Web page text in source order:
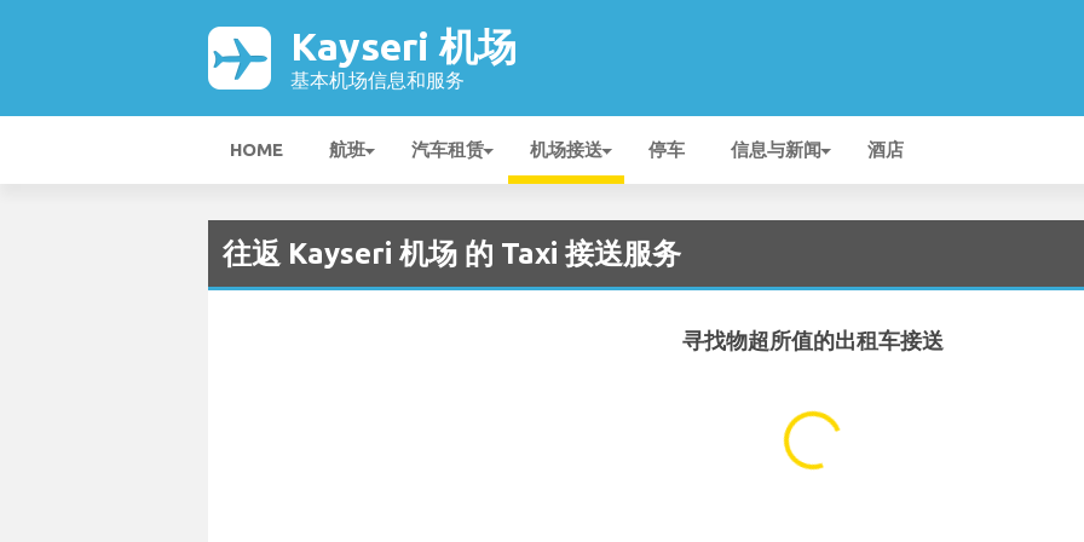
Kayseri 机场
基本机场信息和服务
HOME 航班 汽车租赁 机场接送 停车 信息与新闻 酒店
往返 Kayseri 机场 的 Taxi 接送服务
寻找物超所值的出租车接送
...